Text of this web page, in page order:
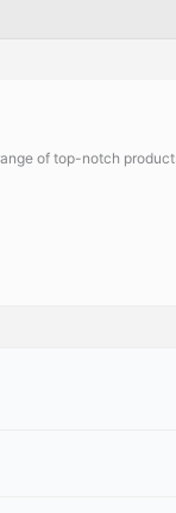
of top-notch